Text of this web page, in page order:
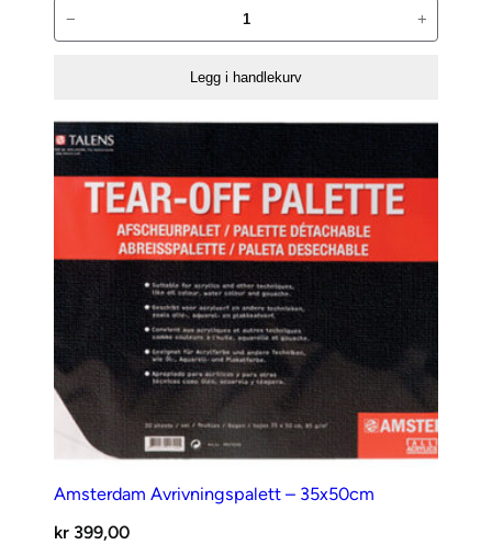
02
− +
Legg i handlekurv
Amsterdam Avrivningspalett – 35x50cm
kr 399,00